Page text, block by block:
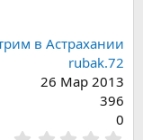
в Астрахании
rubak.72
26 Мар 2013
396
0